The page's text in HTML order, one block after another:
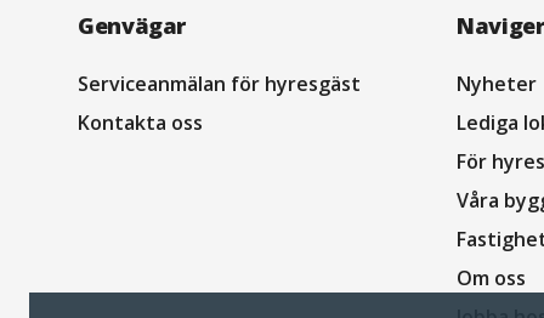
Navigation
sidfot
Genvägar
Serviceanmälan för hyresgäst
Kontakta oss
Nyheter
Lediga
För
Våra
Om oss